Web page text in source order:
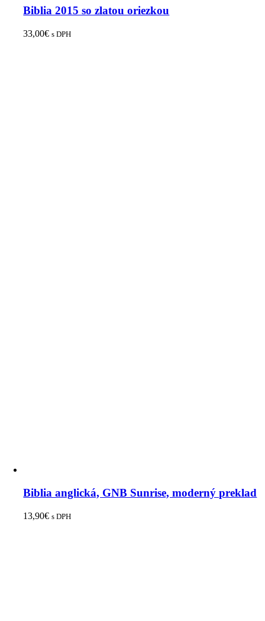
Biblia 2015 so zlatou oriezkou
33,00€ s DPH
Biblia anglická, GNB Sunrise, moderný preklad
13,90€ s DPH